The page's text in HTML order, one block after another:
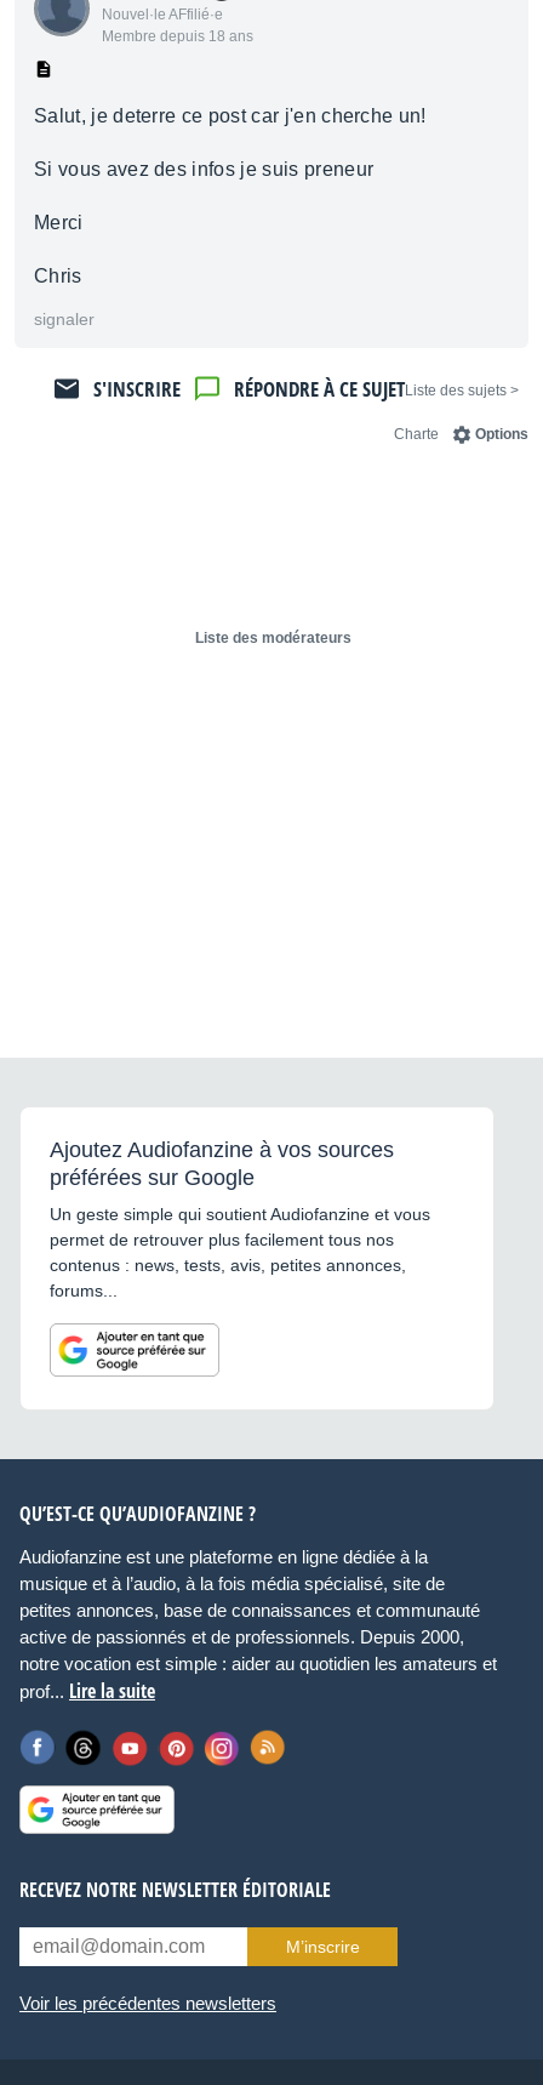
Nouvel·le AFfilié·e
Membre depuis 18 ans
Salut, je deterre ce post car j'en cherche un!
Si vous avez des infos je suis preneur
Merci
Chris
signaler
< Liste des sujets
RÉPONDRE À CE SUJET
S'INSCRIRE
Options
Charte
Liste des modérateurs
Ajoutez Audiofanzine à vos sources
préférées sur Google
Un geste simple qui soutient Audiofanzine et vous
permet de retrouver plus facilement tous nos
contenus : news, tests, avis, petites annonces,
forums...
QU’EST-CE QU’AUDIOFANZINE ?
Audiofanzine est une plateforme en ligne dédiée à la
musique et à l’audio, à la fois média spécialisé, site de
petites annonces, base de connaissances et communauté
active de passionnés et de professionnels. Depuis 2000,
notre vocation est simple : aider au quotidien les amateurs et
prof... Lire la suite
RECEVEZ NOTRE NEWSLETTER ÉDITORIALE
M’inscrire
Voir les précédentes newsletters